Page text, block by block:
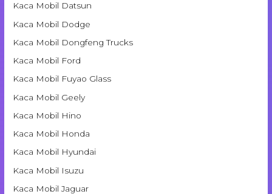
Kaca Mobil Datsun
Kaca Mobil Dodge
Kaca Mobil Dongfeng Trucks
Kaca Mobil Ford
Kaca Mobil Fuyao Glass
Kaca Mobil Geely
Kaca Mobil Hino
Kaca Mobil Honda
Kaca Mobil Hyundai
Kaca Mobil Isuzu
Kaca Mobil Jaguar